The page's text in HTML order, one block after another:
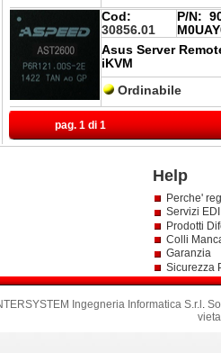
Cod:
30856.01
P/N:
Asus Server
iKVM
Ordinabile
pag. 1 di 1
Help
Perche'
Servizi
Prodotti
Colli
Garanzia
Sicurezza
Ingegneria Informatica S.r.l .